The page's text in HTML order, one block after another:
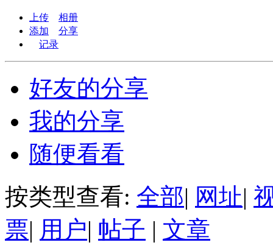
上传
相册
添加
分享
记录
好友的分享
我的分享
随便看看
按类型查看: 全部| 网址|
票| 用户| 帖子 | 文章